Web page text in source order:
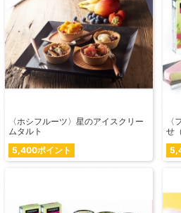
〈ホシフルーツ〉星のアイスクリー
ムタルト
5,400ポイント
〈
せ